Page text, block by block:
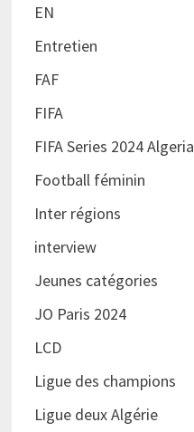
EN
Entretien
FAF
FIFA
FIFA Series 2024 Algeria
Football féminin
Inter régions
interview
Jeunes catégories
JO Paris 2024
LCD
Ligue des champions
Ligue deux Algérie